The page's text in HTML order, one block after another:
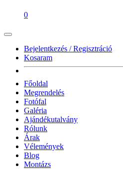
0
Bejelentkezés / Regisztráció
Kosaram
Főoldal
Megrendelés
Fotófal
Galéria
Ajándékutalvány
Rólunk
Árak
Vélemények
Blog
Montázs